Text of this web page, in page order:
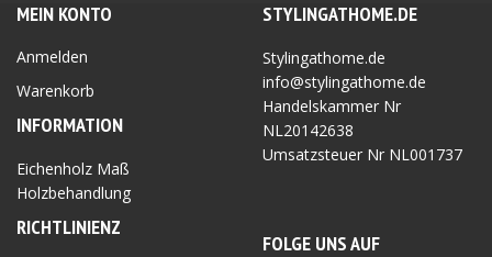
MEIN KONTO
Anmelden
Warenkorb
INFORMATION
Eichenholz Maß
Holzbehandlung
RICHTLINIENZ
STYLINGATHOME.DE
Stylingathome.de
info@stylingathome.de
Handelskammer Nr
NL20142638
Umsatzsteuer Nr NL001737
FOLGE UNS AUF